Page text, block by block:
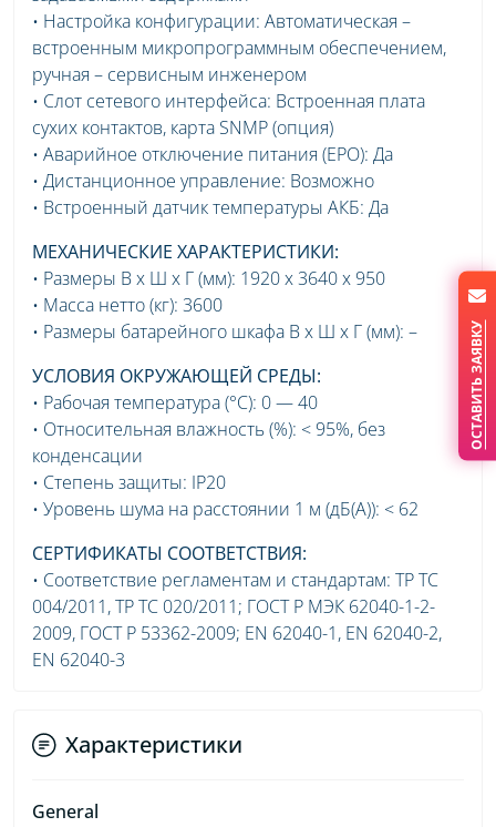
• Настройка конфигурации: Автоматическая –
встроенным микропрограммным обеспечением,
ручная – сервисным инженером
• Слот сетевого интерфейса: Встроенная плата
сухих контактов, карта SNMP (опция)
• Аварийное отключение питания (EPO): Да
• Дистанционное управление: Возможно
• Встроенный датчик температуры АКБ: Да
МЕХАНИЧЕСКИЕ ХАРАКТЕРИСТИКИ:
• Размеры В х Ш х Г (мм): 1920 x 3640 x 950
• Масса нетто (кг): 3600
• Размеры батарейного шкафа В х Ш х Г (мм): –
УСЛОВИЯ ОКРУЖАЮЩЕЙ СРЕДЫ:
• Рабочая температура (°C): 0 — 40
• Относительная влажность (%): < 95%, без
конденсации
• Степень защиты: IP20
• Уровень шума на расстоянии 1 м (дБ(А)): < 62
СЕРТИФИКАТЫ СООТВЕТСТВИЯ:
• Соответствие регламентам и стандартам: ТР ТС
004/2011, ТР ТС 020/2011; ГОСТ Р МЭК 62040-1-2-
2009, ГОСТ Р 53362-2009; EN 62040-1, EN 62040-2,
EN 62040-3
Характеристики
General
ОСТАВИТЬ ЗАЯВКУ